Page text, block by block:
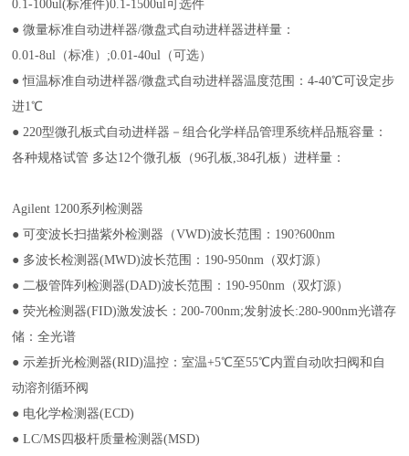
0.1-100ul(标准件)0.1-1500ul可选件
● 微量标准自动进样器/微盘式自动进样器进样量：
0.01-8ul（标准）;0.01-40ul（可选）
● 恒温标准自动进样器/微盘式自动进样器温度范围：4-40℃可设定步
进1℃
● 220型微孔板式自动进样器－组合化学样品管理系统样品瓶容量：
各种规格试管 多达12个微孔板（96孔板,384孔板）进样量：
Agilent 1200系列检测器
● 可变波长扫描紫外检测器（VWD)波长范围：190?600nm
● 多波长检测器(MWD)波长范围：190-950nm（双灯源）
● 二极管阵列检测器(DAD)波长范围：190-950nm（双灯源）
● 荧光检测器(FID)激发波长：200-700nm;发射波长:280-900nm光谱存
储：全光谱
●示差折光检测器(RID)温控：室温+5℃至55℃内置自动吹扫阀和自
动溶剂循环阀
● 电化学检测器(ECD)
● LC/MS四极杆质量检测器(MSD)